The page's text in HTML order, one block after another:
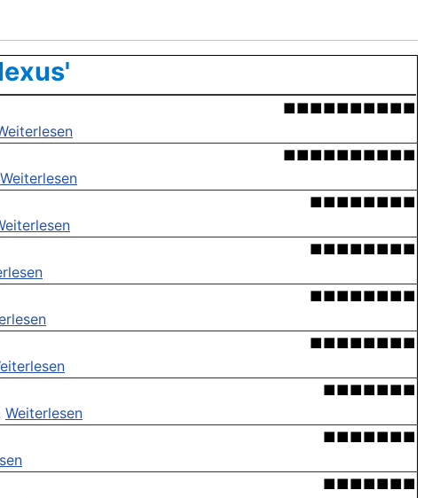
■■■■■■■■■■
■■■■■■■■■■
Weiterlesen
■■■■■■■■
■■■■■■■■
■■■■■■■■
■■■■■■■■
■■■■■■■
Weiterlesen
■■■■■■■
■■■■■■■